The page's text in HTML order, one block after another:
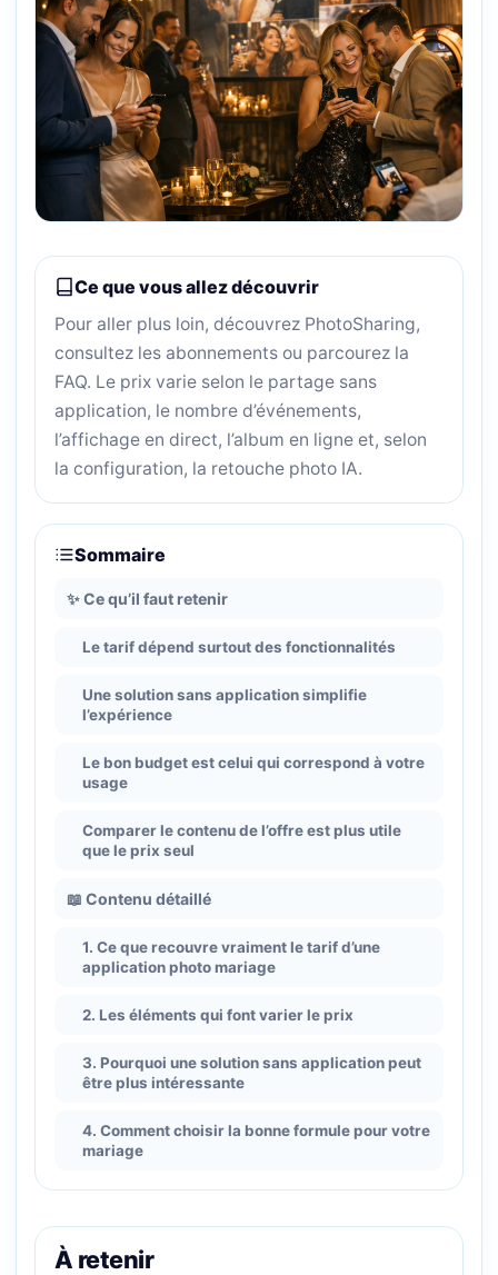
Ce que vous allez découvrir
Pour aller plus loin, découvrez PhotoSharing,
consultez les abonnements ou parcourez la
FAQ. Le prix varie selon le partage sans
application, le nombre d’événements,
l’affichage en direct, l’album en ligne et, selon
la configuration, la retouche photo IA.
Sommaire
✨ Ce qu’il faut retenir
Le tarif dépend surtout des fonctionnalités
Une solution sans application simplifie
l’expérience
Le bon budget est celui qui correspond à votre
usage
Comparer le contenu de l’offre est plus utile
que le prix seul
📖 Contenu détaillé
1. Ce que recouvre vraiment le tarif d’une
application photo mariage
2. Les éléments qui font varier le prix
3. Pourquoi une solution sans application peut
être plus intéressante
4. Comment choisir la bonne formule pour votre
mariage
À retenir